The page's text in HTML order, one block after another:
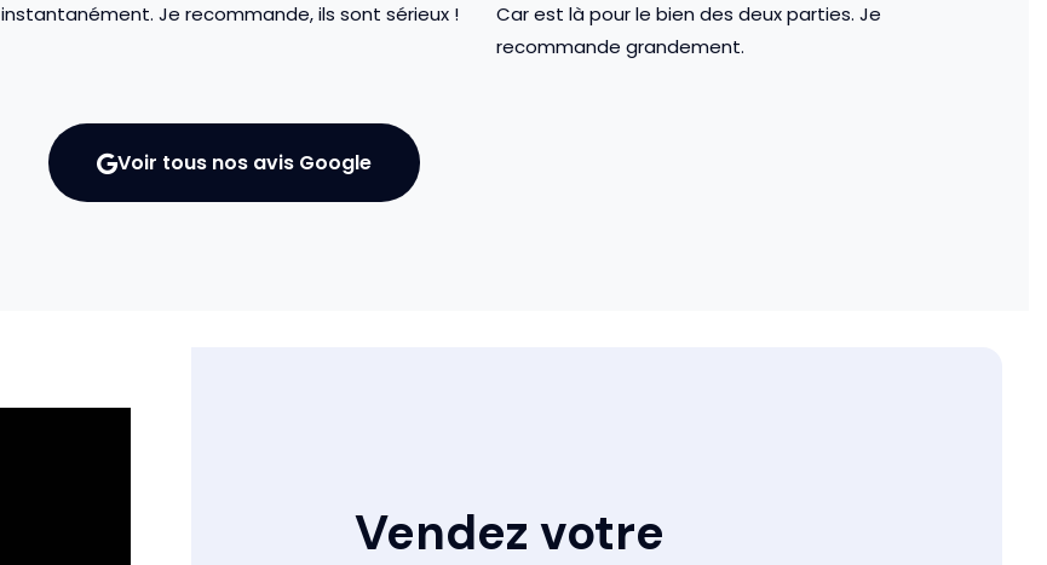
instantanément. Je recommande, ils sont sérieux !
Car est là pour le bien des deux parties. Je
recommande grandement.
Voir tous nos avis Google
Vendez votre